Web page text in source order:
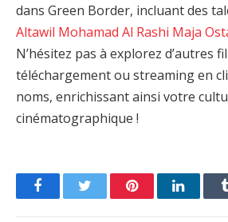
dans Green Border, incluant des
Altawil Mohamad Al Rashi Maja
N’hésitez pas à explorez d’autres
téléchargement ou streaming en
noms, enrichissant ainsi votre
cinématographique !
FacebookTwitter Pinterest